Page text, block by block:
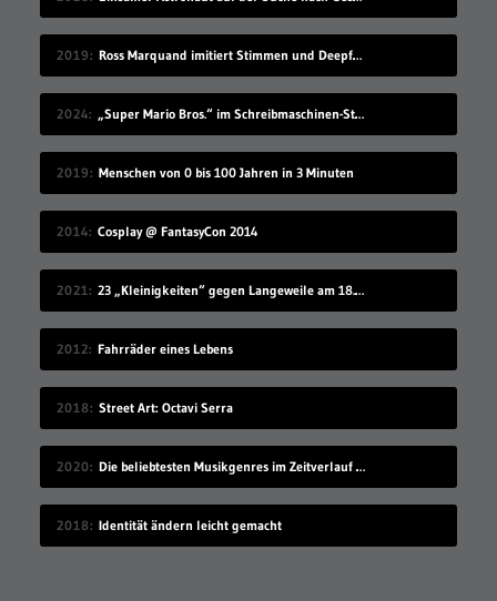
2019 Ross Marquand imitiert Stimmen und Deepfake die passenden Gesichter
2024 „Super Mario Bros.“ im Schreibmaschinen-Stil spielen
2019 Menschen von 0 bis 100 Jahren in 3 Minuten
2014 Cosplay @ FantasyCon 2014
2021 23 „Kleinigkeiten“ gegen Langeweile am 18.07.2021
2012 Fahrräder eines Lebens
2018 Street Art: Octavi Serra
2020 Die beliebtesten Musikgenres im Zeitverlauf (1910-2019)
2018 Identität ändern leicht gemacht